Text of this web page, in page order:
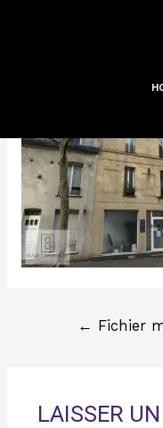
← Fichier
LAISSER